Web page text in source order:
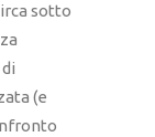
sotto
(e